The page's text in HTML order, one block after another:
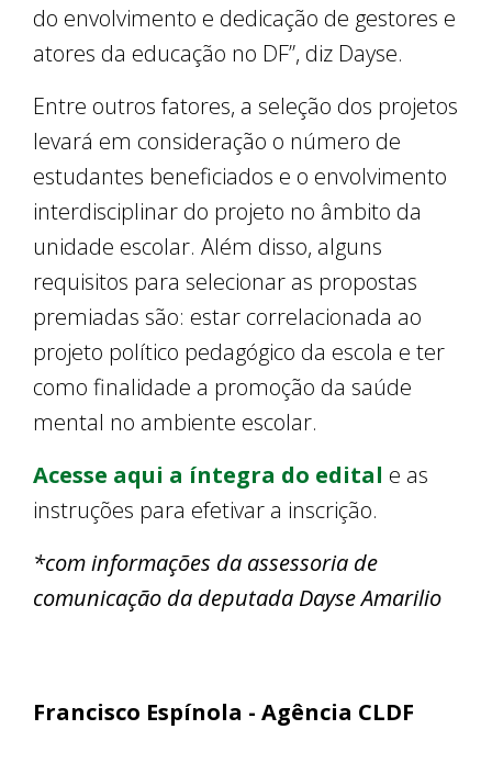
do envolvimento e dedicação de gestores e
atores da educação no DF”, diz Dayse.
Entre outros fatores, a seleção dos projetos
levará em consideração o número de
estudantes beneficiados e o envolvimento
interdisciplinar do projeto no âmbito da
unidade escolar. Além disso, alguns
requisitos para selecionar as propostas
premiadas são: estar correlacionada ao
projeto político pedagógico da escola e ter
como finalidade a promoção da saúde
mental no ambiente escolar.
Acesse aqui a íntegra do edital e as
instruções para efetivar a inscrição.
*com informações da assessoria de
comunicação da deputada Dayse Amarilio
Francisco Espínola - Agência CLDF